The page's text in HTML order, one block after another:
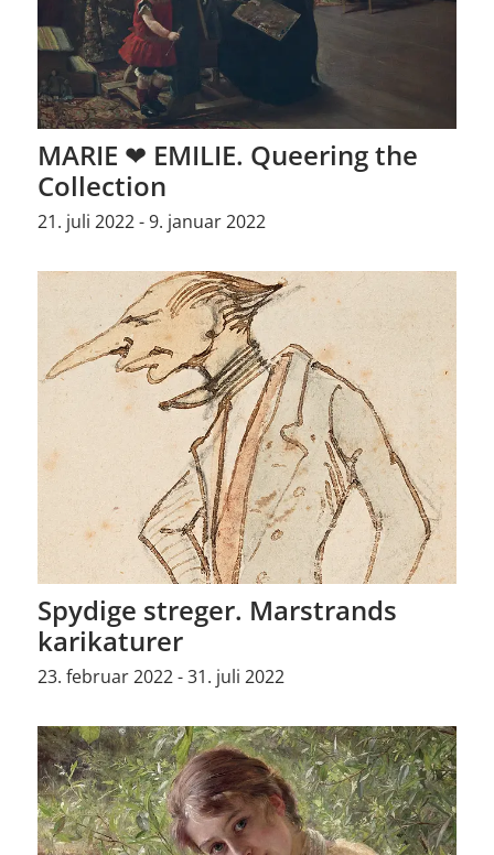
MARIE ❤ EMILIE. Queering the
Collection
21. juli 2022 - 9. januar 2022
Spydige streger. Marstrands
karikaturer
23. februar 2022 - 31. juli 2022